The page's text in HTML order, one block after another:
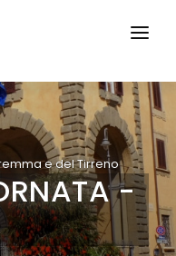
e del Tirreno
-